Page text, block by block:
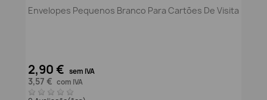
Envelopes Pequenos Branco Para Cartões De Visita
2,90 € sem IVA
3,57 € com IVA